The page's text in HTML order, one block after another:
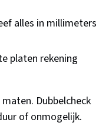
alles in millimeters
platen rekening
Dubbelcheck
of onmogelijk.